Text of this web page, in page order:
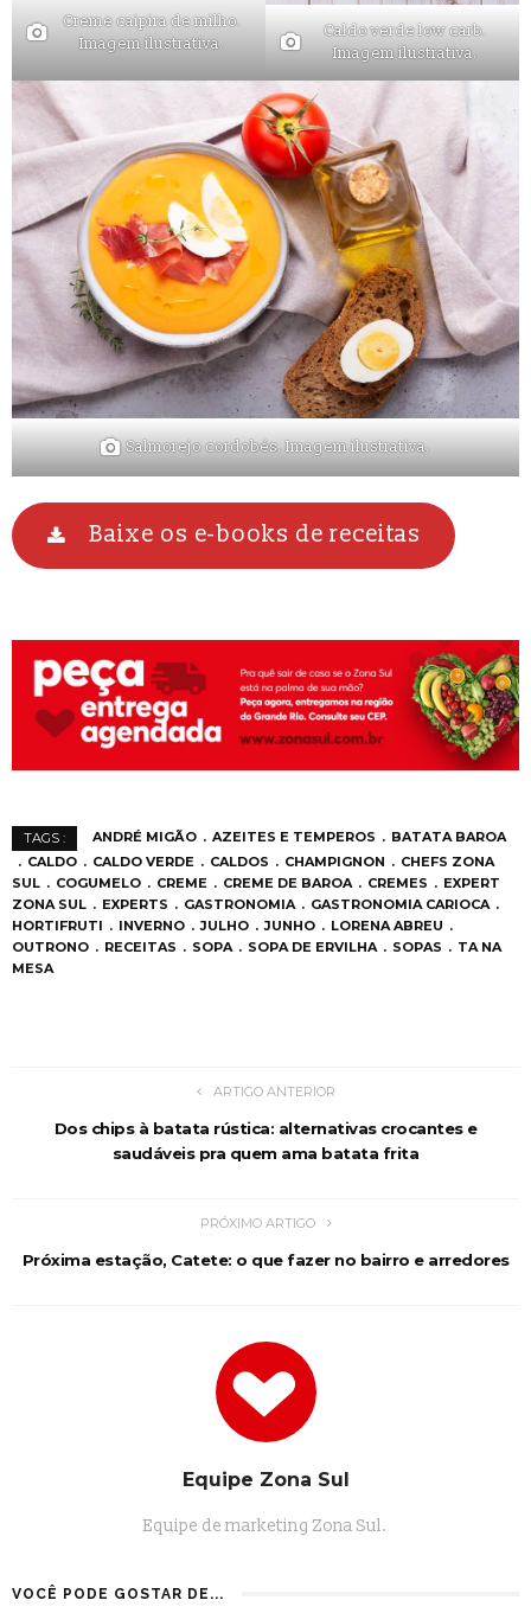
Creme caipira de milho.
Imagem ilustrativa.
Caldo verde low carb.
Imagem ilustrativa.
Salmorejo cordobés. Imagem ilustrativa.
Baixe os e-books de receitas
TAGS : ANDRÉ MIGÃO AZEITES E TEMPEROS
BATATA BAROA
CALDO
CALDO VERDE CALDOS CHAMPIGNON
CHEFS ZONA
SUL
COGUMELO CREME CREME DE BAROA CREMES
EXPERT
ZONA SUL
EXPERTS GASTRONOMIA
GASTRONOMIA CARIOCA
HORTIFRUTI
INVERNO JULHO JUNHO
LORENA ABREU
OUTRONO
RECEITAS SOPA SOPA DE ERVILHA SOPAS
TA NA
MESA
ARTIGO ANTERIOR
Dos chips à batata rústica: alternativas crocantes e
saudáveis pra quem ama batata frita
PRÓXIMO ARTIGO
Próxima estação, Catete: o que fazer no bairro e arredores
Equipe Zona Sul
Equipe de marketing Zona Sul.
VOCÊ PODE GOSTAR DE...